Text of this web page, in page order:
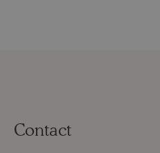
Contact